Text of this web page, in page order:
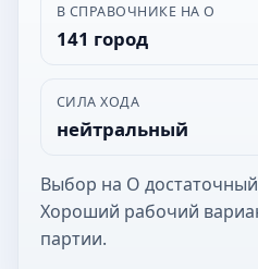
В СПРАВОЧНИКЕ НА О
141 город
СИЛА ХОДА
нейтральный
Выбор на О
Хороший рабочий
партии.